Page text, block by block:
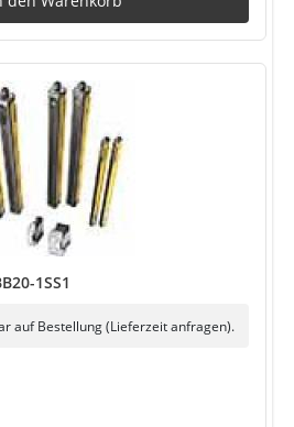
1SS1
auf Bestellung (Lieferzeit anfragen).